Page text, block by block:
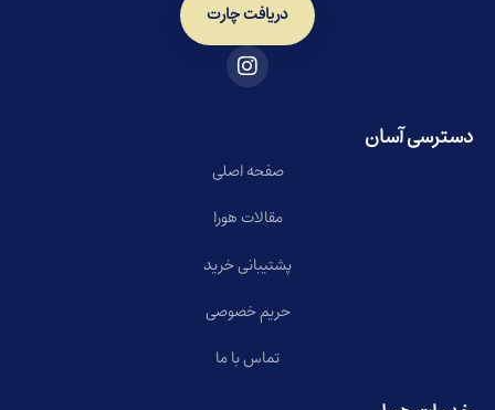
دریافت چارت
دسترسی آسان
صفحه اصلی
مقالات هورا
پشتیبانی خرید
حریم خصوصی
تماس با ما